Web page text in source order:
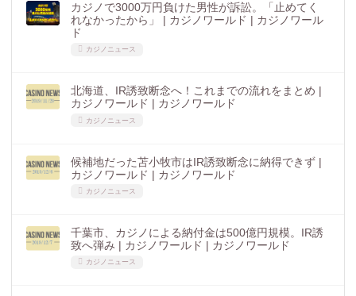
カジノで3000万円負けた男性が訴訟。「止めてく
れなかったから」 | カジノワールド | カジノワール
ド
カジノニュース
北海道、IR誘致断念へ！これまでの流れをまとめ |
カジノワールド | カジノワールド
カジノニュース
候補地だった苫小牧市はIR誘致断念に納得できず |
カジノワールド | カジノワールド
カジノニュース
千葉市、カジノによる納付金は500億円規模。IR誘
致へ弾み | カジノワールド | カジノワールド
カジノニュース